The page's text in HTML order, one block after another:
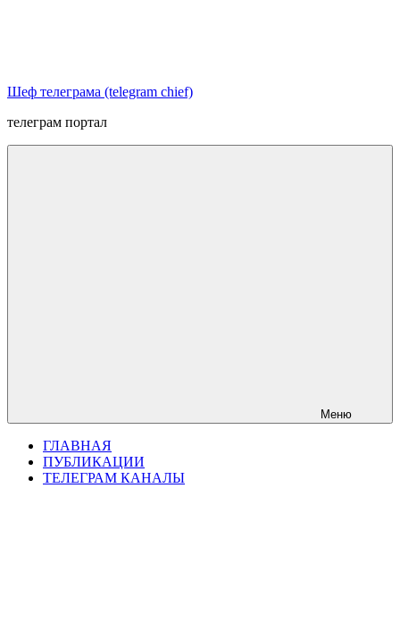
Шеф телеграма (telegram chief)
телеграм портал
Меню
ГЛАВНАЯ
ПУБЛИКАЦИИ
ТЕЛЕГРАМ КАНАЛЫ